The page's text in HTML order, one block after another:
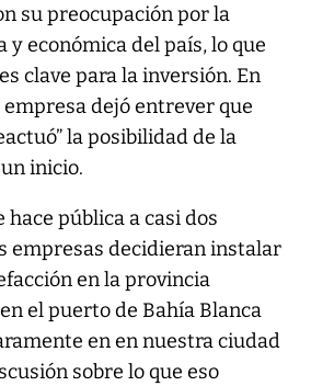
su preocupación por la
económica del país, lo que
clave para la inversión. En
dejó entrever que
la posibilidad de la
inicio.
hace pública a casi dos
empresas decidieran instalar
en la provincia
el puerto de Bahía Blanca
en en nuestra ciudad
sobre lo que eso